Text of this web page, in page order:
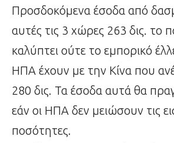
Προσδοκόμενα έσοδα από
αυτές τις 3 χώρες 263 δις. το
καλύπτει ούτε το εμπορικό
ΗΠΑ έχουν με την Κίνα που
280 δις. Τα έσοδα αυτά θα
εάν οι ΗΠΑ δεν μειώσουν τις
ποσότητες.